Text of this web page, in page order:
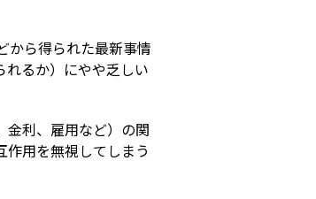
から得られた最新事情
れるか）にやや乏しい
金利、雇用など）の関
用を無視してしまう